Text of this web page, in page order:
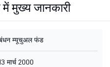
मुख्य जानकारी
म्यूचुअल फंड
मार्च 2000